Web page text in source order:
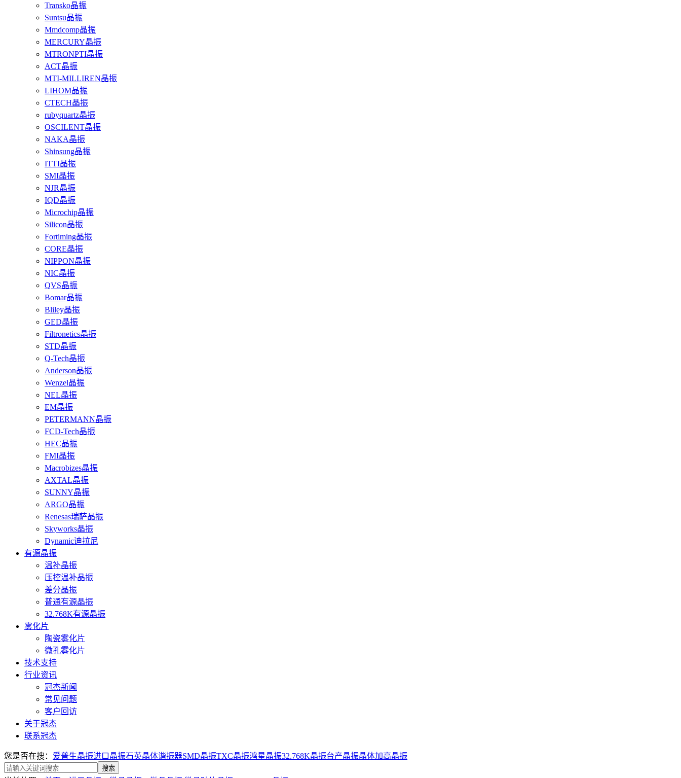
Transko晶振
Suntsu晶振
Mmdcomp晶振
MERCURY晶振
MTRONPTI晶振
ACT晶振
MTI-MILLIREN晶振
LIHOM晶振
CTECH晶振
rubyquartz晶振
OSCILENT晶振
NAKA晶振
Shinsung晶振
ITTI晶振
SMI晶振
NJR晶振
IQD晶振
Microchip晶振
Silicon晶振
Fortiming晶振
CORE晶振
NIPPON晶振
NIC晶振
QVS晶振
Bomar晶振
Bliley晶振
GED晶振
Filtronetics晶振
STD晶振
Q-Tech晶振
Anderson晶振
Wenzel晶振
NEL晶振
EM晶振
PETERMANN晶振
FCD-Tech晶振
HEC晶振
FMI晶振
Macrobizes晶振
AXTAL晶振
SUNNY晶振
ARGO晶振
Renesas瑞萨晶振
Skyworks晶振
Dynamic迪拉尼
有源晶振
温补晶振
压控温补晶振
差分晶振
普通有源晶振
32.768K有源晶振
雾化片
陶瓷雾化片
微孔雾化片
技术支持
行业资讯
冠杰新闻
常见问题
客户回访
关于冠杰
联系冠杰
您是否在搜： 爱普生晶振进口晶振石英晶体谐振器SMD晶振TXC晶振鸿星晶振32.768K晶振台产晶振晶体加高晶振